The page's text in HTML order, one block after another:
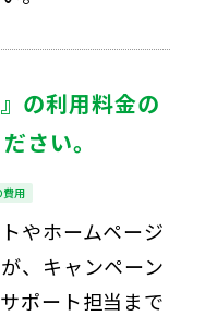
の利用料金の
さい。
費用
やホームページ
、キャンペーン
ポート担当まで